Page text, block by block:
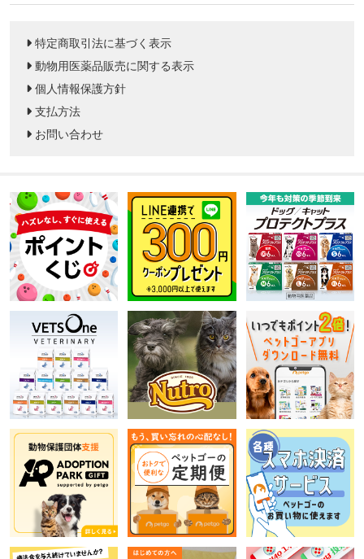
特定商取引法に基づく表示
動物用医薬品販売に関する表示
個人情報保護方針
支払方法
お問い合わせ